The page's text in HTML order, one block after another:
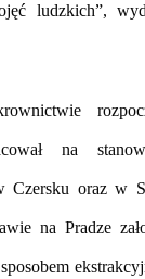
ludzkich”,
na
Czersku oraz w
na Pradze